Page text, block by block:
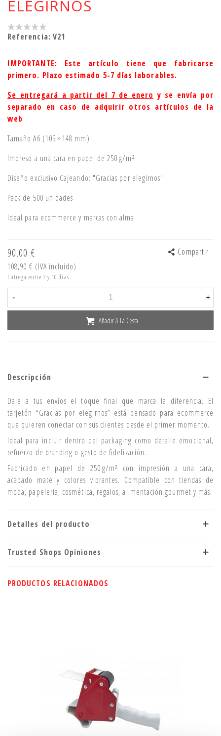
ELEGIRNOS
Referencia: V21
IMPORTANTE: Este artículo tiene que fabricarse
primero. Plazo estimado 5-7 días laborables.
Se entregará a partir del 7 de enero y se envía por
separado en caso de adquirir otros artículos de la
web
Tamaño A6 (105 × 148 mm)
Impreso a una cara en papel de 250 g/m²
Diseño exclusivo Cajeando: "Gracias por elegirnos"
Pack de 500 unidades
Ideal para ecommerce y marcas con alma
90,00 €
108,90 € (IVA incluido)
Entrega entre 7 y 10 días
Compartir
- +
Añadir A La Cesta
Descripción
Dale a tus envíos el toque final que marca la diferencia. El
tarjetón “Gracias por elegirnos” está pensado para ecommerce
que quieren conectar con sus clientes desde el primer momento.
Ideal para incluir dentro del packaging como detalle emocional,
refuerzo de branding o gesto de fidelización.
Fabricado en papel de 250 g/m² con impresión a una cara,
acabado mate y colores vibrantes. Compatible con tiendas de
moda, papelería, cosmética, regalos, alimentación gourmet y más.
Detalles del producto
Trusted Shops Opiniones
PRODUCTOS RELACIONADOS